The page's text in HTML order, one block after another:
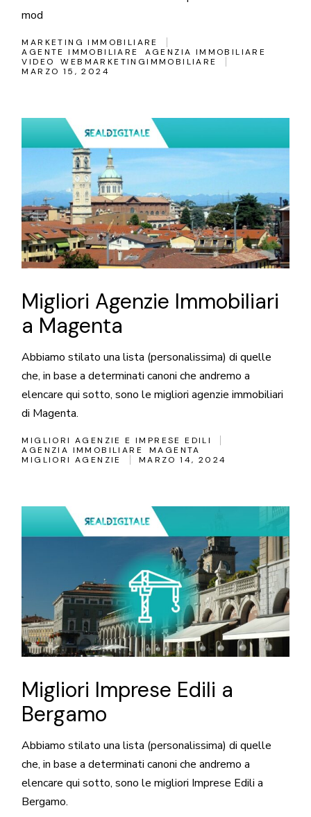
mod
MARKETING IMMOBILIARE
AGENTE IMMOBILIARE
AGENZIA IMMOBILIARE
VIDEO
WEBMARKETINGIMMOBILIARE
MARZO 15, 2024
Migliori Agenzie Immobiliari
a Magenta
Abbiamo stilato una lista (personalissima) di quelle
che, in base a determinati canoni che andremo a
elencare qui sotto, sono le migliori agenzie immobiliari
di Magenta.
MIGLIORI AGENZIE E IMPRESE EDILI
AGENZIA IMMOBILIARE
MAGENTA
MIGLIORI AGENZIE
MARZO 14, 2024
Migliori Imprese Edili a
Bergamo
Abbiamo stilato una lista (personalissima) di quelle
che, in base a determinati canoni che andremo a
elencare qui sotto, sono le migliori Imprese Edili a
Bergamo.